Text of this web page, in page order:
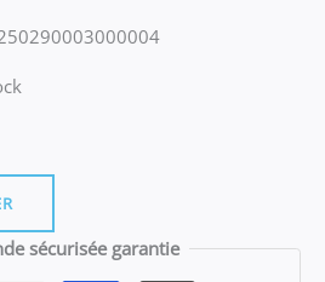
sécurisée garantie